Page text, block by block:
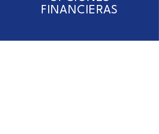
FINANCIERAS